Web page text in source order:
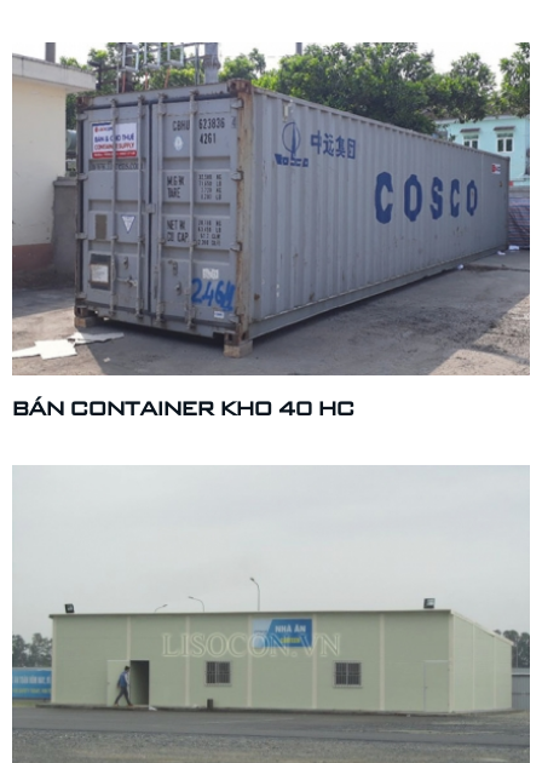
BÁN CONTAINER KHO 40 HC